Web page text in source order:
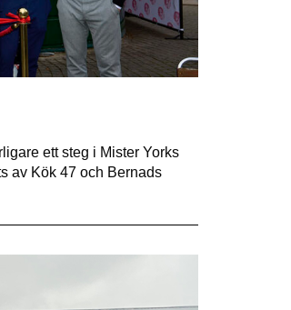
ett steg i Mister Yorks
av Kök 47 och Bernads